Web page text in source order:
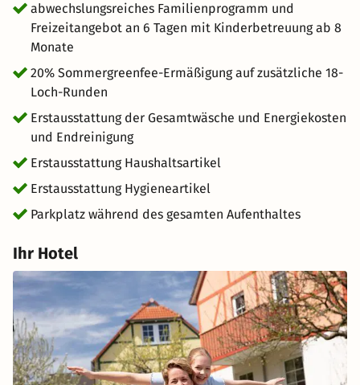
abwechslungsreiches Familienprogramm und
Freizeitangebot an 6 Tagen mit Kinderbetreuung ab 8
Monate
20% Sommergreenfee-Ermäßigung auf zusätzliche 18-
Loch-Runden
Erstausstattung der Gesamtwäsche und Energiekosten
und Endreinigung
Erstausstattung Haushaltsartikel
Erstausstattung Hygieneartikel
Parkplatz während des gesamten Aufenthaltes
Ihr Hotel